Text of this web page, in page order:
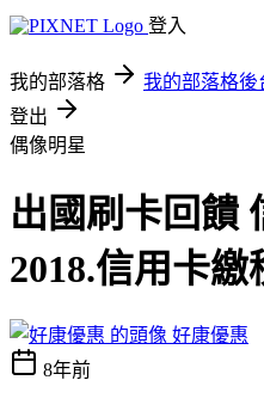
登入
我的部落格 我的部落格後
登出
偶像明星
出國刷卡回饋
2018.信用卡
好康優惠
8年前